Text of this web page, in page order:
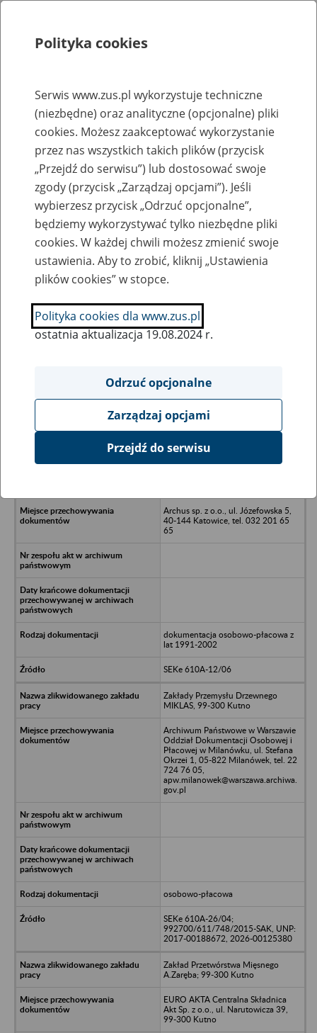
Rejestry, ewidencje i archiwa
Baza zlikwidowanych lub
przekształconych zakładów pracy
Nazwa zakładu pracy:
SZUKAJ
Ukryj wszystkie pozycje bazy
El-Met-Chem sp. z o.o.
Archus sp. z o.o., ul. Józefowska 5,
40-144 Katowice, tel. 032 201 65
65
dokumentacja osobowo-płacowa z
lat 1991-2002
SEKe 610A-12/06
Zakłady Przemysłu Drzewnego
MIKLAS, 99-300 Kutno
Archiwum Państwowe w Warszawie
Oddział Dokumentacji Osobowej i
Płacowej w Milanówku, ul. Stefana
Okrzei 1, 05-822 Milanówek, tel. 22
724 76 05,
apw.milanowek@warszawa.archiwa.
gov.pl
osobowo-płacowa
SEKe 610A-26/04;
992700/611/748/2015-SAK, UNP:
2017-00188672, 2026-00125380
Zakład Przetwórstwa Mięsnego
A.Zaręba; 99-300 Kutno
EURO AKTA Centralna Składnica
Akt Sp. z o.o., ul. Narutowicza 39,
99-300 Kutno
Polityka cookies
Serwis www.zus.pl wykorzystuje techniczne
(niezbędne) oraz analityczne (opcjonalne) pliki
cookies. Możesz zaakceptować wykorzystanie
przez nas wszystkich takich plików (przycisk
„Przejdź do serwisu”) lub dostosować swoje
zgody (przycisk „Zarządzaj opcjami”). Jeśli
wybierzesz przycisk „Odrzuć opcjonalne”,
będziemy wykorzystywać tylko niezbędne pliki
cookies. W każdej chwili możesz zmienić swoje
ustawienia. Aby to zrobić, kliknij „Ustawienia
plików cookies” w stopce.
Polityka cookies dla www.zus.pl
ostatnia aktualizacja 19.08.2024 r.
Odrzuć opcjonalne
Zarządzaj opcjami
Przejdź do serwisu